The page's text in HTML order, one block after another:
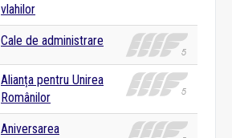
vlahilor
Cale de administrare
Alianța pentru Unirea
Românilor
Aniversarea